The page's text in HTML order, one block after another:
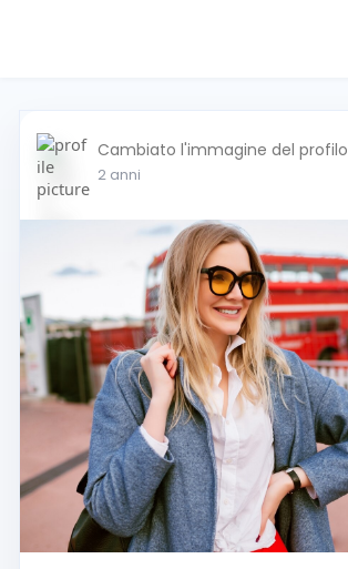
Cambiato l'immagine del profilo
2 anni